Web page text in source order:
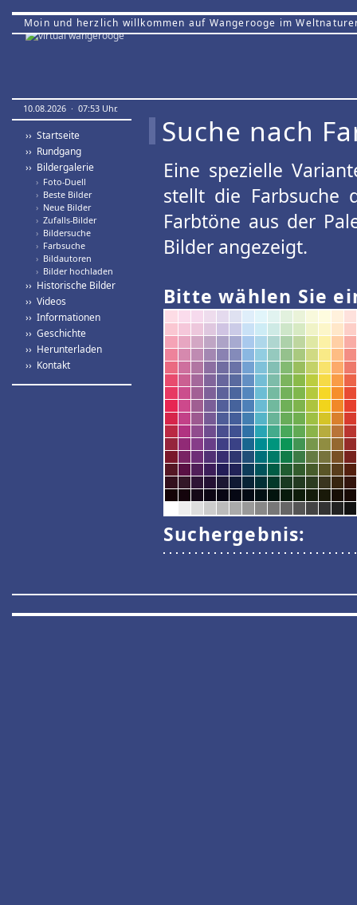
Moin und herzlich willkommen auf Wangerooge im
10.08.2026 · 07:53 Uhr.
›› Startseite
›› Rundgang
›› Bildergalerie
› Foto-Duell
› Beste Bilder
› Neue Bilder
› Zufalls-Bilder
› Bildersuche
› Farbsuche
› Bildautoren
› Bilder hochladen
›› Historische Bilder
›› Videos
›› Informationen
›› Geschichte
›› Herunterladen
›› Kontakt
Suche nach
Eine spezielle
stellt die Farbsuche
Farbtöne aus der
Bilder angezeigt.
Bitte wählen Sie
Suchergebnis: